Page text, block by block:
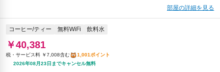
部屋の詳細を見る
コーヒー/ティー 無料WiFi 飲料水
￥40,381
税・サービス料 ￥7,008含む
1,001ポイント
2026年08月23日までキャンセル無料